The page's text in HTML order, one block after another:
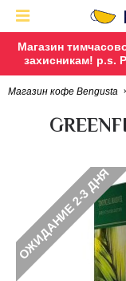
Магазин
захисникам! p.s.
Магазин кофе Bengusta
ОЖИДАНИЕ 2-3 ДНЯ